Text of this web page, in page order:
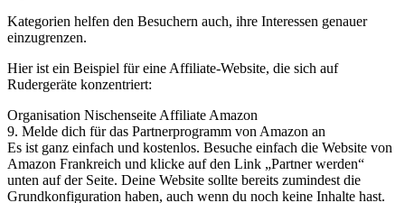
Kategorien helfen den Besuchern auch, ihre Interessen genauer
einzugrenzen.
Hier ist ein Beispiel für eine Affiliate-Website, die sich auf
Rudergeräte konzentriert:
Organisation Nischenseite Affiliate Amazon
9. Melde dich für das Partnerprogramm von Amazon an
Es ist ganz einfach und kostenlos. Besuche einfach die Website von
Amazon Frankreich und klicke auf den Link „Partner werden“
unten auf der Seite. Deine Website sollte bereits zumindest die
Grundkonfiguration haben, auch wenn du noch keine Inhalte hast.